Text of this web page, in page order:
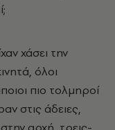
χάσει την
όλοι
πιο τολμηροί
στις άδειες,